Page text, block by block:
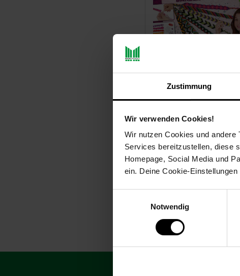
Zustimmung
Wir verwenden Cookies!
Wir nutzen Cookies und
Services bereitzustellen, diese
Homepage, Social Media und
ein. Deine Cookie-
Notwendig
Freundschaftsbänder,
Faltschachtel
16,99*nur 16,
Abonniere